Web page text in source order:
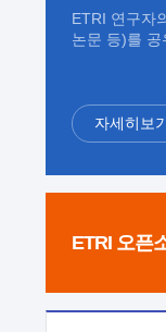
ETRI 연구자
논문 등)를 공
자세히보
ETRI 오픈